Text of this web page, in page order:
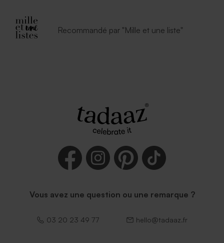
Recommandé par "Mille et une liste"
Vous avez une question ou une remarque ?
03 20 23 49 77 hello@tadaaz.fr